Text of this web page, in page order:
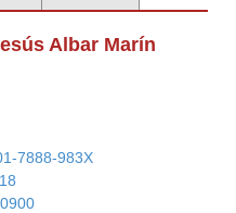
Albar Marín
7888-983X